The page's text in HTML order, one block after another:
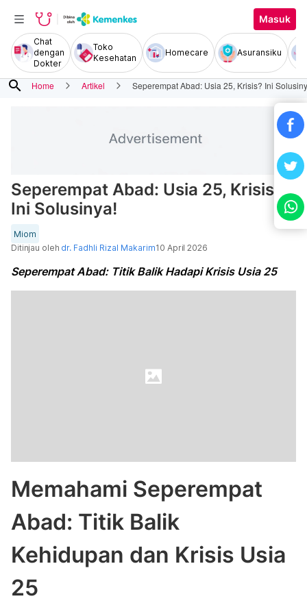
Masuk
Chat
dengan
Dokter
Toko
Kesehatan
Homecare Asuransiku
search Home Artikel Seperempat Abad: Usia 25, Krisis? Ini
Seperempat Abad: Usia 25, Krisis?
Ini Solusinya!
Miom
Ditinjau oleh dr. Fadhli Rizal Makarim10 April 2026
Seperempat Abad: Titik Balik Hadapi Krisis Usia 25
Memahami Seperempat
Abad: Titik Balik
Kehidupan dan Krisis Usia
25